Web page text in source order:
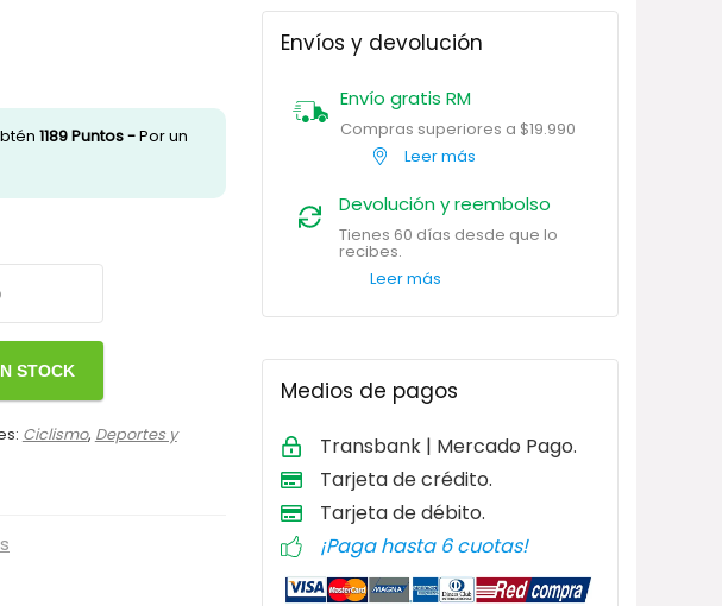
1189Puntos -Por un
Ciclismo, Deportes y
Envíos y devolución
Envío gratis RM
Compras superiores a $19.990
Leer más
Devolución y reembolso
Tienes 60 días desde que lo
recibes.
Leer más
Medios de pagos
Transbank | Mercado Pago.
Tarjeta decrédito.
Tarjeta de débito.
¡Paga hasta 6 cuotas!